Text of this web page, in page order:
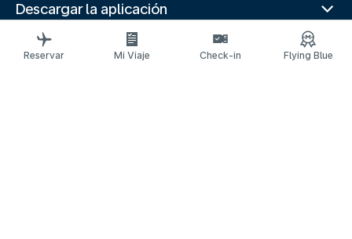
Descargar la aplicación
Páginas web relacionadas
Guías de viaje
Reservar Mi Viaje Check-in Flying Blue